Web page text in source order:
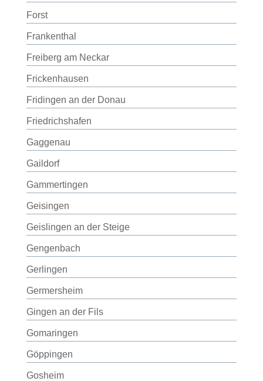
Forst
Frankenthal
Freiberg am Neckar
Frickenhausen
Fridingen an der Donau
Friedrichshafen
Gaggenau
Gaildorf
Gammertingen
Geisingen
Geislingen an der Steige
Gengenbach
Gerlingen
Germersheim
Gingen an der Fils
Gomaringen
Göppingen
Gosheim